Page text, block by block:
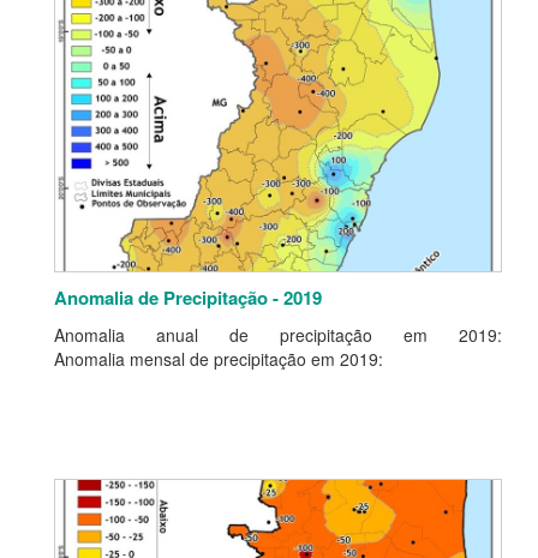
Anomalia de Precipitação - 2019
Anomalia anual de precipitação em 2019:
Anomalia mensal de precipitação em 2019: